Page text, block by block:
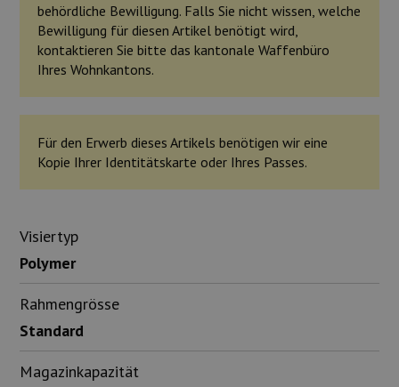
behördliche Bewilligung. Falls Sie nicht wissen, welche
Bewilligung für diesen Artikel benötigt wird,
kontaktieren Sie bitte das kantonale Waffenbüro
Ihres Wohnkantons.
Für den Erwerb dieses Artikels benötigen wir eine
Kopie Ihrer Identitätskarte oder Ihres Passes.
Visiertyp
Polymer
Rahmengrösse
Standard
Magazinkapazität